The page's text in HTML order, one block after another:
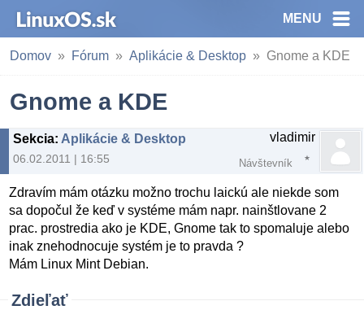
MENU
Domov Fórum Aplikácie & Desktop Gnome a KDE
Gnome a KDE
Sekcia: Aplikácie & Desktop
06.02.2011 | 16:55
vladimir
Návštevník
Zdravím mám otázku možno trochu laickú ale niekde som
sa dopočul že keď v systéme mám napr. nainštlovane 2
prac. prostredia ako je KDE, Gnome tak to spomaluje alebo
inak znehodnocuje systém je to pravda ?
Mám Linux Mint Debian.
Zdieľať